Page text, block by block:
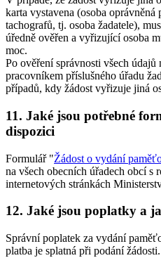
karta vystavena (osoba
tachografů, tj. osoba žadatele),
úředně ověřen a vyřizující osoba
moc.
Po ověření správnosti všech údajů
pracovníkem příslušného úřadu
případů, kdy žádost vyřizuje jiná
11. Jaké jsou potřebné
dispozici
Formulář "Žádost o vydání
na všech obecních úřadech obcí s
internetových stránkách
12. Jaké jsou poplatky a
Správní poplatek za vydání
platba je splatná při podání žádosti.